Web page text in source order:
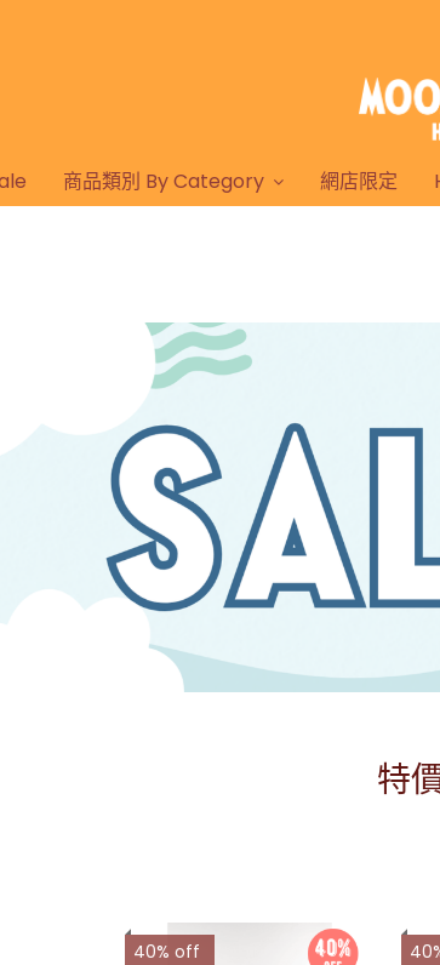
商品類別 By Category 網店限定
特
40% off